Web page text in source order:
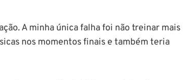
A minha única falha foi não treinar mais
nos momentos finais e também teria